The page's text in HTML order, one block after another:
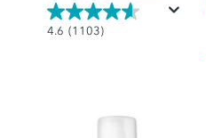
4.6 (1103)
4.6